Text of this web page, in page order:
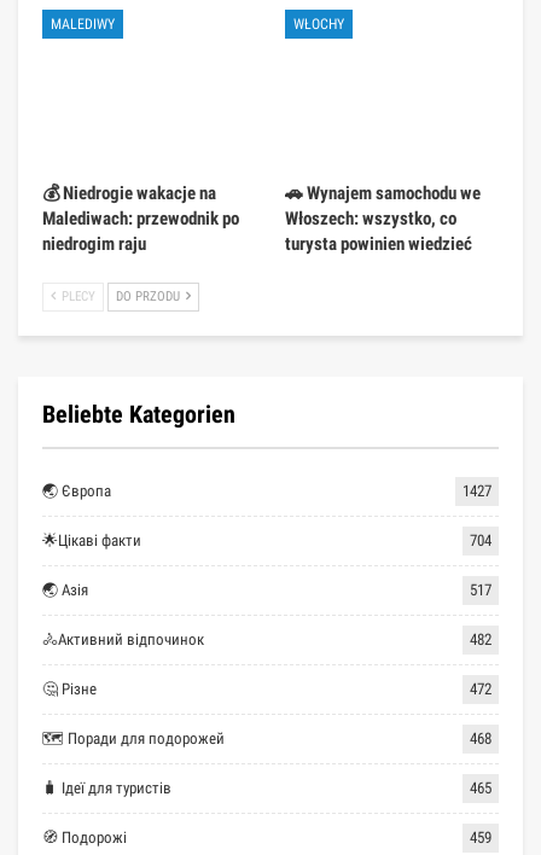
MALEDIWY
💰 Niedrogie wakacje na
Malediwach: przewodnik po
niedrogim raju
WŁOCHY
🚗 Wynajem samochodu we
Włoszech: wszystko, co
turysta powinien wiedzieć
PLECY DO PRZODU
Beliebte Kategorien
🌏 Європа 1427
🌟Цікаві факти 704
🌏 Азія 517
🚴Активний відпочинок 482
🤔 Різне 472
🗺 Поради для подорожей 468
🧳 Ідеї для туристів 465
🧭 Подорожі 459